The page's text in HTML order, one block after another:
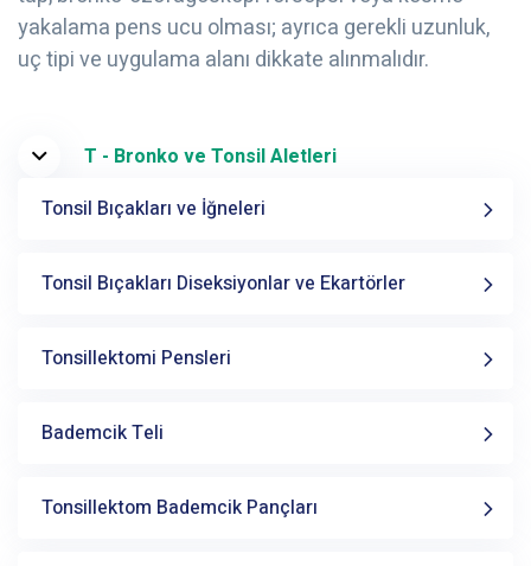
yakalama pens ucu olması; ayrıca gerekli uzunluk,
uç tipi ve uygulama alanı dikkate alınmalıdır.
T - Bronko ve Tonsil Aletleri
Tonsil Bıçakları ve İğneleri
Tonsil Bıçakları Diseksiyonlar ve Ekartörler
Tonsillektomi Pensleri
Bademcik Teli
Tonsillektom Bademcik Pançları